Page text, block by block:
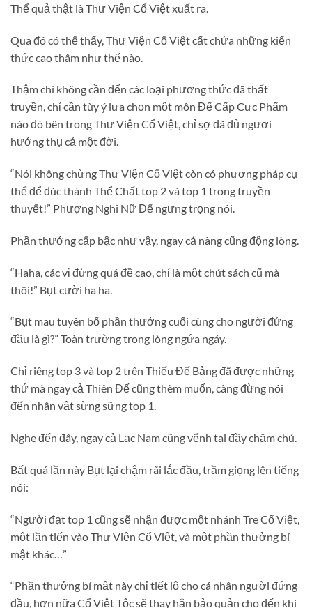
Thể quả thật là Thư Viện Cổ Việt xuất ra.
Qua đó có thể thấy, Thư Viện Cổ Việt cất chứa những kiến
thức cao thâm như thế nào.
Thậm chí không cần đến các loại phương thức đã thất
truyền, chỉ cần tùy ý lựa chọn một môn Đế Cấp Cực Phẩm
nào đó bên trong Thư Viện Cổ Việt, chỉ sợ đã đủ ngươi
hưởng thụ cả một đời.
“Nói không chừng Thư Viện Cổ Việt còn có phương pháp cụ
thể để đúc thành Thể Chất top 2 và top 1 trong truyền
thuyết!” Phượng Nghi Nữ Đế ngưng trọng nói.
Phần thưởng cấp bậc như vậy, ngay cả nàng cũng động lòng.
“Haha, các vị đừng quá đề cao, chỉ là một chút sách cũ mà
thôi!” Bụt cười ha ha.
“Bụt mau tuyên bố phần thưởng cuối cùng cho người đứng
đầu là gì?” Toàn trường trong lòng ngứa ngáy.
Chỉ riêng top 3 và top 2 trên Thiếu Đế Bảng đã được những
thứ mà ngay cả Thiên Đế cũng thèm muốn, càng đừng nói
đến nhân vật sừng sững top 1.
Nghe đến đây, ngay cả Lạc Nam cũng vểnh tai đầy chăm chú.
Bất quá lần này Bụt lại chậm rãi lắc đầu, trầm giọng lên tiếng
nói:
“Người đạt top 1 cũng sẽ nhận được một nhánh Tre Cổ Việt,
một lần tiến vào Thư Viện Cổ Việt, và một phần thưởng bí
mật khác…”
“Phần thưởng bí mật này chỉ tiết lộ cho cá nhân người đứng
đầu, hơn nữa Cổ Việt Tộc sẽ thay hắn bảo quản cho đến khi